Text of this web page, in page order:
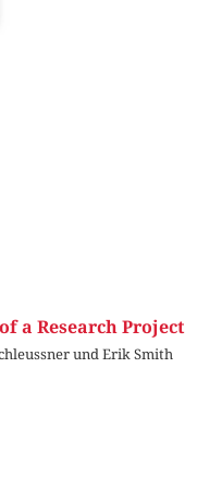
a Research Project
und Erik Smith